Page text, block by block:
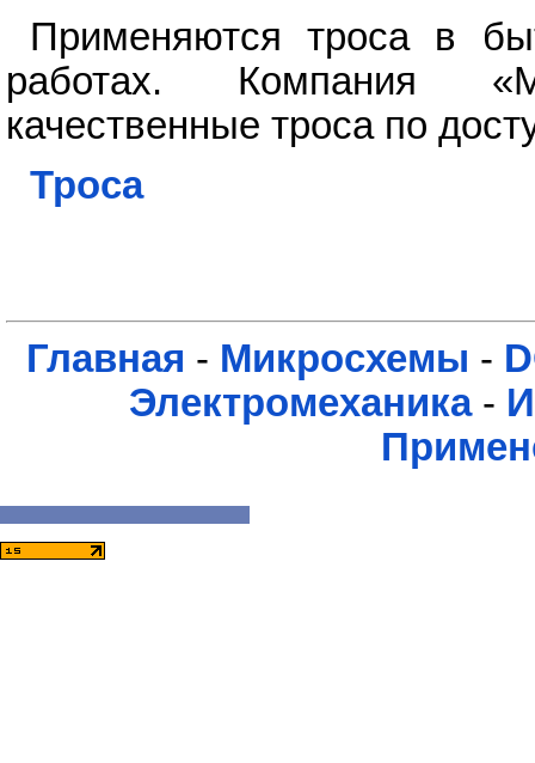
Применяются троса в
работах. Компания
качественные троса по
Троса
Главная - Микросхемы -
Электромеханика-